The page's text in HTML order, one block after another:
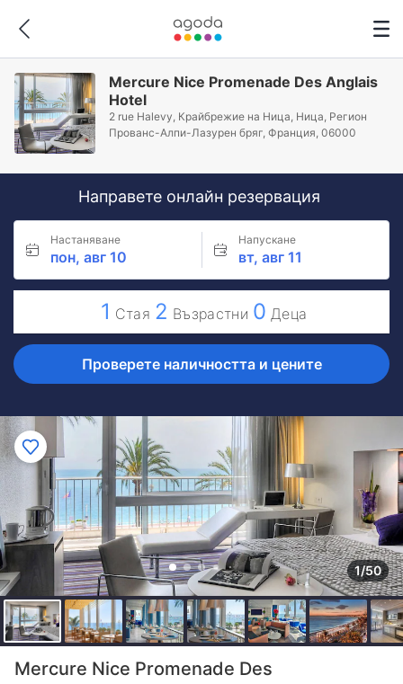
Mercure Nice Promenade Des Anglais
Hotel
2 rue Halevy, Крайбрежие на Ница, Ница, Регион
Прованс-Алпи-Лазурен бряг, Франция, 06000
Направете онлайн резервация
Настаняване
пон, авг 10
Напускане
вт, авг 11
1 Стая 2 Възрастни 0 Деца
Проверете наличността и цените
1/50
Mercure Nice Promenade Des